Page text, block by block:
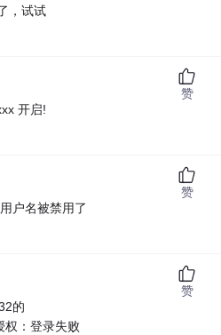
，试试
开启!
赞
户名被禁用了
赞
的
权：登录失败
赞